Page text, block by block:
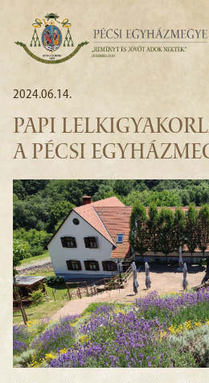
2024.06.14.
PAPI
A PÉCSI